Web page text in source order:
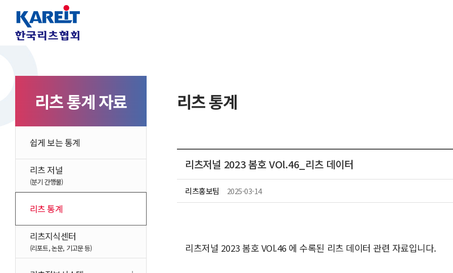
리츠 통계 자료
쉽게 보는 통계
리츠 저널
(분기 간행물)
리츠 통계
리츠지식센터
(리포트, 논문, 기고문 등)
리츠 통계
리츠저널 2023 봄호 VOl.46_리츠 데이터
리츠홍보팀 2025-03-14
리츠저널 2023 봄호 VOl.46 에 수록된 리츠 데이터 관련 자료입니다.